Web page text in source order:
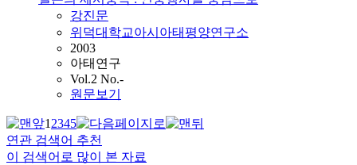
강진문
위덕대학교아시아태평양연구소
2003
아태연구
Vol.2 No.-
원문보기
12345
연관 검색어 추천
이 검색어로 많이 본 자료